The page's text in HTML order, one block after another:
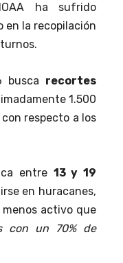
ha sufrido
en la recopilación
busca recortes
1.500
respecto a los
entre 13 y 19
en huracanes,
menos activo que
con un 70% de